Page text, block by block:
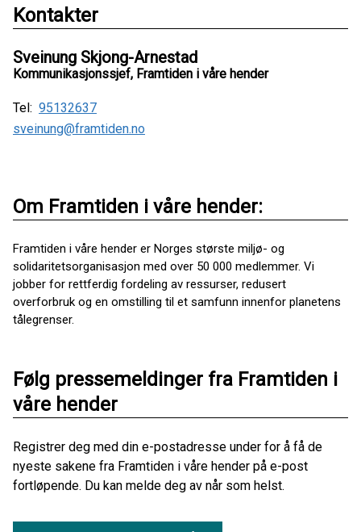
Kontakter
Sveinung Skjong-Arnestad
Kommunikasjonssjef, Framtiden i våre hender
Tel: 95132637
sveinung@framtiden.no
Om Framtiden i våre hender:
Framtiden i våre hender er Norges største miljø- og
solidaritetsorganisasjon med over 50 000 medlemmer. Vi
jobber for rettferdig fordeling av ressurser, redusert
overforbruk og en omstilling til et samfunn innenfor planetens
tålegrenser.
Følg pressemeldinger fra Framtiden i
våre hender
Registrer deg med din e-postadresse under for å få de
nyeste sakene fra Framtiden i våre hender på e-post
fortløpende. Du kan melde deg av når som helst.